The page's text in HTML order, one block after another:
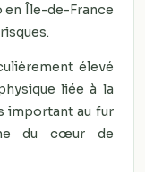
en Île-de-France
élevé
liée à la
important au fur
du cœur de